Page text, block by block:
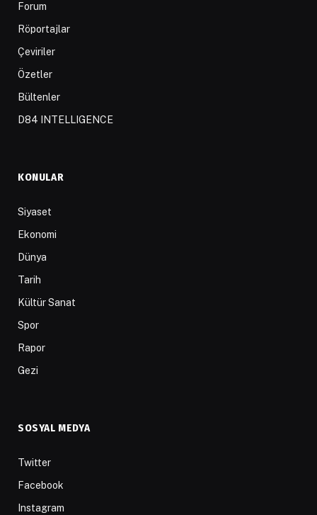
Forum
Röportajlar
Çeviriler
Özetler
Bültenler
D84 INTELLIGENCE
KONULAR
Siyaset
Ekonomi
Dünya
Tarih
Kültür Sanat
Spor
Rapor
Gezi
SOSYAL MEDYA
Twitter
Facebook
Instagram